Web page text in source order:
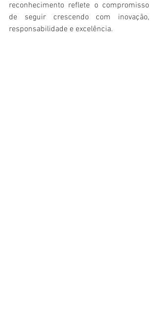
reconhecimento reflete o compromisso
de seguir crescendo com inovação,
responsabilidade e excelência.